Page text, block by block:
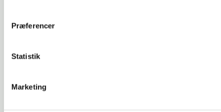
Præferencer
Statistik
Marketing